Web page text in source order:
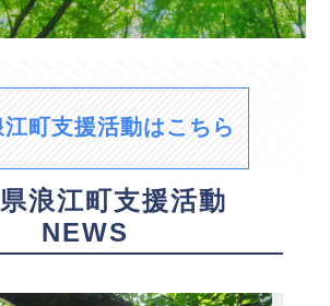
町支援活動はこちら
浪江町支援活動
NEWS